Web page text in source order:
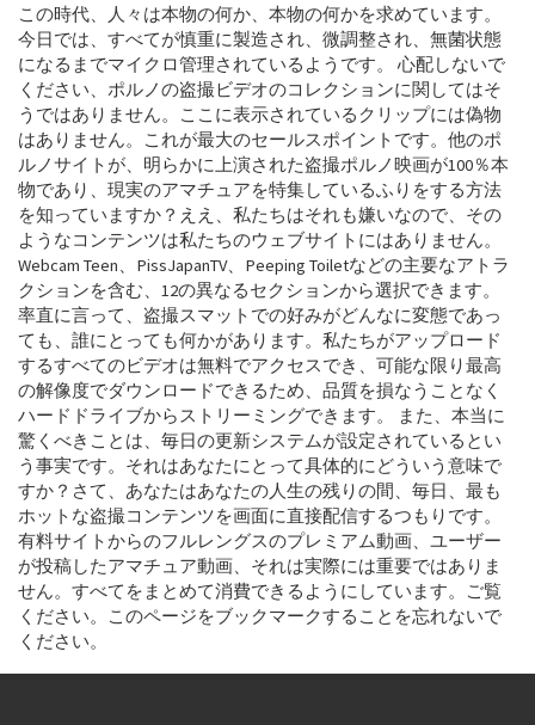
この時代、人々は本物の何か、本物の何かを求めています。
今日では、すべてが慎重に製造され、微調整され、無菌状態
になるまでマイクロ管理されているようです。 心配しないで
ください、ポルノの盗撮ビデオのコレクションに関してはそ
うではありません。ここに表示されているクリップには偽物
はありません。これが最大のセールスポイントです。他のポ
ルノサイトが、明らかに上演された盗撮ポルノ映画が100％本
物であり、現実のアマチュアを特集しているふりをする方法
を知っていますか？ええ、私たちはそれも嫌いなので、その
ようなコンテンツは私たちのウェブサイトにはありません。
Webcam Teen、PissJapanTV、Peeping Toiletなどの主要なアトラ
クションを含む、12の異なるセクションから選択できます。
率直に言って、盗撮スマットでの好みがどんなに変態であっ
ても、誰にとっても何かがあります。私たちがアップロード
するすべてのビデオは無料でアクセスでき、可能な限り最高
の解像度でダウンロードできるため、品質を損なうことなく
ハードドライブからストリーミングできます。 また、本当に
驚くべきことは、毎日の更新システムが設定されているとい
う事実です。それはあなたにとって具体的にどういう意味で
すか？さて、あなたはあなたの人生の残りの間、毎日、最も
ホットな盗撮コンテンツを画面に直接配信するつもりです。
有料サイトからのフルレングスのプレミアム動画、ユーザー
が投稿したアマチュア動画、それは実際には重要ではありま
せん。すべてをまとめて消費できるようにしています。ご覧
ください。このページをブックマークすることを忘れないで
ください。